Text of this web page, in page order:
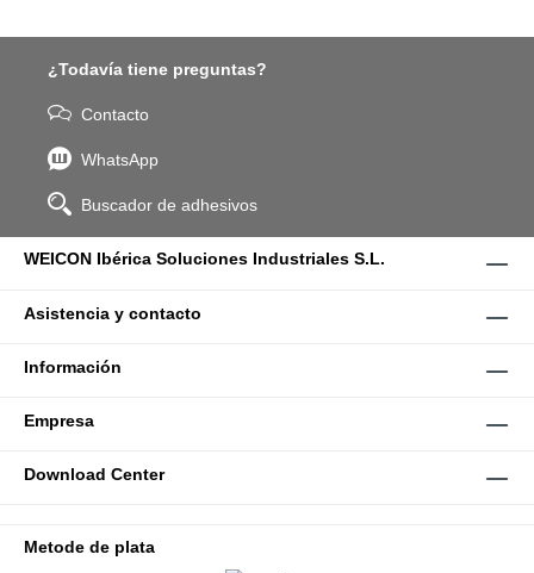
¿Todavía tiene preguntas?
Contacto
WhatsApp
Buscador de adhesivos
WEICON Ibérica Soluciones Industriales S.L.
Asistencia y contacto
Información
Empresa
Download Center
Metode de plata